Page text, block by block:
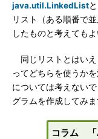
java.util.LinkedList
リスト（ある順番で
したものと考えても
同じリストとはいえ
ってどちらを使うか
については考えない
グラムを作成してみま
コラム